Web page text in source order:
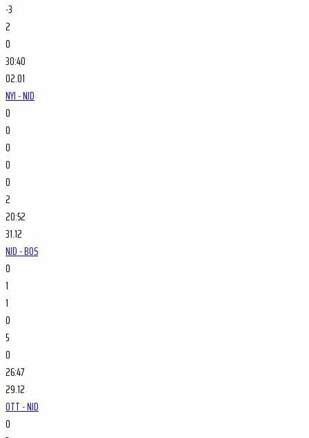
-3
2
0
30:40
02.01
NYI - NJD
0
0
0
0
0
2
20:52
31.12
NJD - BOS
0
1
1
0
5
0
26:47
29.12
OTT - NJD
0